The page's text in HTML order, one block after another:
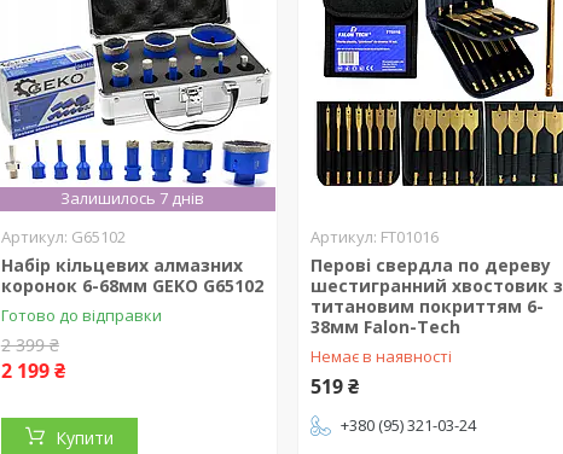
Залишилось 7 днів
G65102
Набір кільцевих алмазних
коронок 6-68мм GEKO G65102
Готово до відправки
2 399 ₴
2 199 ₴
Купити
FT01016
Перові свердла по дереву
шестигранний хвостовик з
титановим покриттям 6-
38мм Falon-Tech
Немає в наявності
519 ₴
+380 (95) 321-03-24